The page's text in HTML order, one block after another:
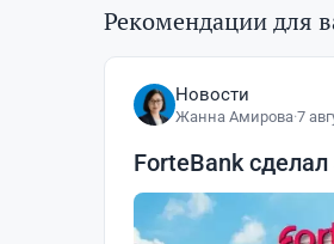
Рекомендации для
Новости
Жанна Амирова·7
ForteBank